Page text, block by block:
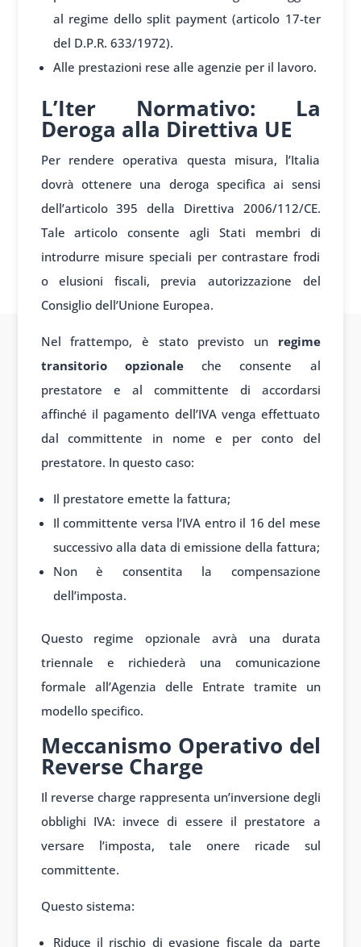
al regime dello split payment (articolo 17-ter
del D.P.R. 633/1972).
Alle prestazioni rese alle agenzie per il lavoro.
L’Iter Normativo: La
Deroga alla Direttiva UE
Per rendere operativa questa misura, l’Italia
dovrà ottenere una deroga specifica ai sensi
dell’articolo 395 della Direttiva 2006/112/CE.
Tale articolo consente agli Stati membri di
introdurre misure speciali per contrastare frodi
o elusioni fiscali, previa autorizzazione del
Consiglio dell’Unione Europea.
Nel frattempo, è stato previsto un regime
transitorio opzionaleche consente al
prestatore e al committente di accordarsi
affinché il pagamento dell’IVA venga effettuato
dal committente in nome e per conto del
prestatore. In questo caso:
Il prestatore emette la fattura;
Il committente versa l’IVA entro il 16 del mese
successivo alla data di emissione della fattura;
Non è consentita la compensazione
dell’imposta.
Questo regime opzionale avrà una durata
triennale e richiederà una comunicazione
formale all’Agenzia delle Entrate tramite un
modello specifico.
Meccanismo Operativo del
Reverse Charge
Il reverse charge rappresenta un’inversione degli
obblighi IVA: invece di essere il prestatore a
versare l’imposta, tale onere ricade sul
committente.
Questo sistema:
Riduce il rischio di evasione fiscale da parte